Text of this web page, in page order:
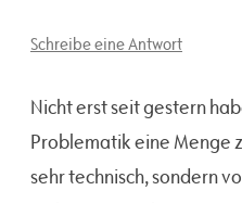
Schreibe eine Antwort
Nicht erst seit gestern
Problematik eine Menge
sehr technisch, sondern